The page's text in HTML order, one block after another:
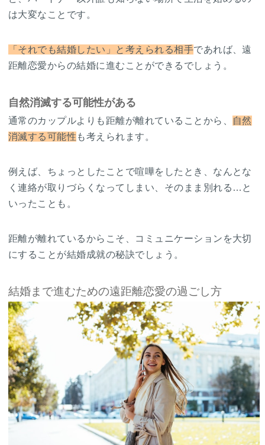
は大変なことです。
「それでも結婚したい」と考えられる相手であれば、遠
距離恋愛からの結婚に進むことができるでしょう。
自然消滅する可能性がある
通常のカップルよりも距離が離れていることから、
自然
消滅する可能性 も考えられます。
例えば、ちょっとしたことで喧嘩をしたとき、なんとな
く連絡が取りづらくなってしまい、そのまま別れる…と
いったことも。
距離が離れているからこそ、コミュニケーションを大切
にすることが結婚成就の秘訣でしょう。
結婚まで進むための遠距離恋愛の過ごし方